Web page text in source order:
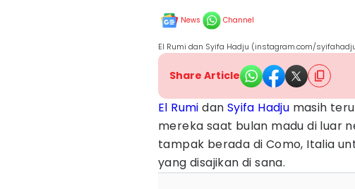
News Channel
El Rumi dan Syifa Hadju (instagram.com/
Share Article
El Rumi dan Syifa Hadju masih
mereka saat bulan madu di luar
tampak berada di Como, Italia
yang disajikan di sana.